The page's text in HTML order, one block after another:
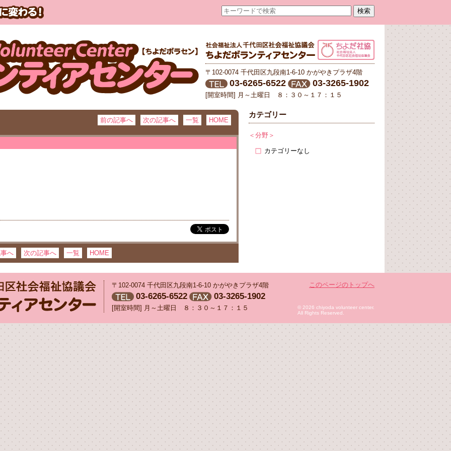
〒102-0074 千代田区九段南1-6-10 かがやきプラザ4階
03-6265-6522 03-3265-1902
[開室時間] 月～土曜日 ８：３０～１７：１５
前の記事へ 次の記事へ 一覧 HOME
へ 次の記事へ 一覧 HOME
カテゴリー
＜分野＞
カテゴリーなし
〒102-0074 千代田区九段南1-6-10 かがやきプラザ4階
03-6265-6522 03-3265-1902
[開室時間] 月～土曜日 ８：３０～１７：１５
このページのトップへ
© 2026 chiyoda volunteer center.
All Rights Reserved.